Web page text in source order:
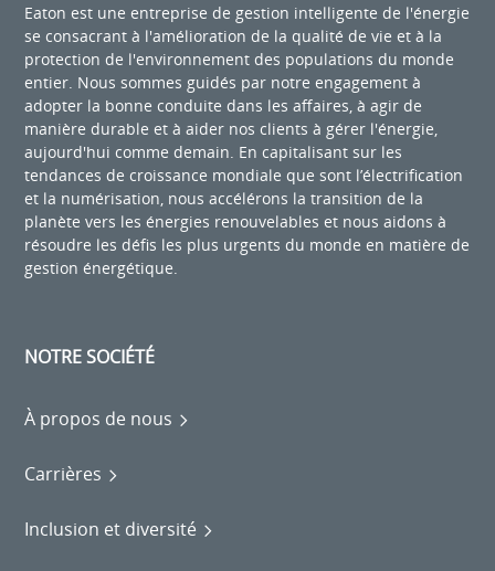
Eaton est une entreprise de gestion intelligente de l'énergie
se consacrant à l'amélioration de la qualité de vie et à la
protection de l'environnement des populations du monde
entier. Nous sommes guidés par notre engagement à
adopter la bonne conduite dans les affaires, à agir de
manière durable et à aider nos clients à gérer l'énergie,
aujourd'hui comme demain. En capitalisant sur les
tendances de croissance mondiale que sont l’électrification
et la numérisation, nous accélérons la transition de la
planète vers les énergies renouvelables et nous aidons à
résoudre les défis les plus urgents du monde en matière de
gestion énergétique.
NOTRE SOCIÉTÉ
À propos de nous
Carrières
Inclusion et diversité